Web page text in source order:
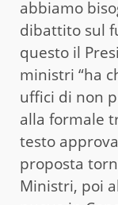
abbiamo
dibattito sul
questo il
ministri “ha
uffici di non
alla formale
testo
proposta
Ministri, poi